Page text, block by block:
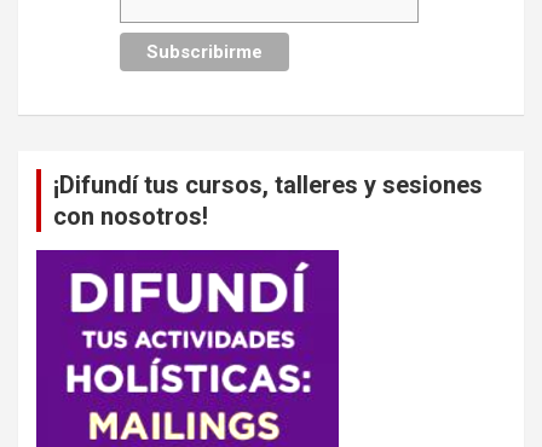
¡Difundí tus cursos, talleres y sesiones
con nosotros!